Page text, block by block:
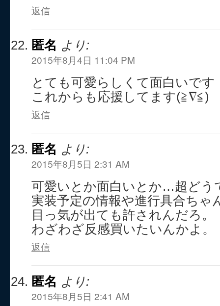
返信
匿名 より:
2015年8月4日 11:04 PM
とても可愛らしくて面白いです
これからも応援してます(≧∇≦)
返信
匿名 より:
2015年8月5日 2:31 AM
可愛いとか面白いとか…超どう
実装予定の情報や進行具合ちゃ
目っ気が出ても許されんだろ。
わざわざ反感買いたいんかよ。
返信
匿名 より:
2015年8月5日 2:41 AM